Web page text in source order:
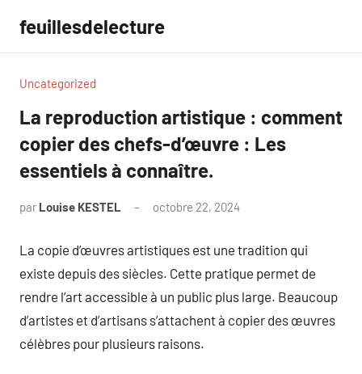
contenu
feuillesdelecture
Uncategorized
La reproduction artistique : comment
copier des chefs-d’œuvre : Les
essentiels à connaître.
par Louise KESTEL octobre 22, 2024
La copie d’œuvres artistiques est une tradition qui
existe depuis des siècles. Cette pratique permet de
rendre l’art accessible à un public plus large. Beaucoup
d’artistes et d’artisans s’attachent à copier des œuvres
célèbres pour plusieurs raisons.